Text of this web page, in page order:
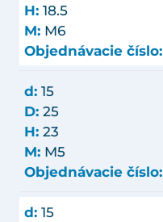
H: 18.5
M: M6
Objednávacie číslo:
d: 15
D: 25
H: 23
M: M5
Objednávacie číslo:
d: 15